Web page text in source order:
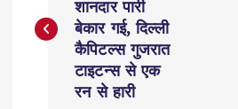
s
शानदार पारी
बेकार गई, दिल्ली
कैपिटल्स गुजरात
टाइटन्स से एक
रन से हारी